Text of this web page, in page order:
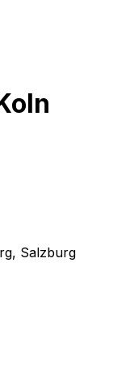
, Salzburg